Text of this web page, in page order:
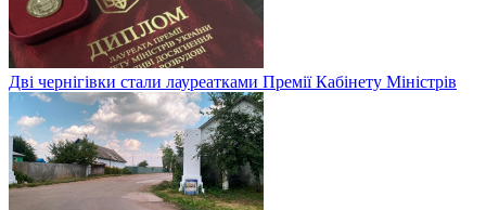
Дві чернігівки стали лауреатками Премії Кабінету Міністрів